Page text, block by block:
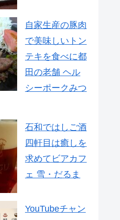
自家生産の豚肉
で美味しいトン
テキを食べに都
田の老舗 ヘル
シーポークみつ
石和ではしご酒
四軒目は癒しを
求めてビアカフ
ェ 雪・だるま
YouTubeチャン